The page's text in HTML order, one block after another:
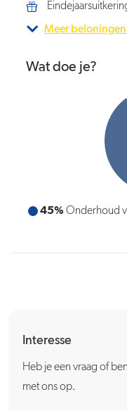
Meer beloningen
Wat doe je?
45% Onderhoud
Interesse
Heb je een vraag of
met ons op.